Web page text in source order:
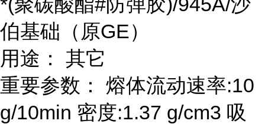
伯基础（原GE）
用途： 其它
重要参数： 熔体流动速率:10
g/10min 密度:1.37 g/cm3 吸